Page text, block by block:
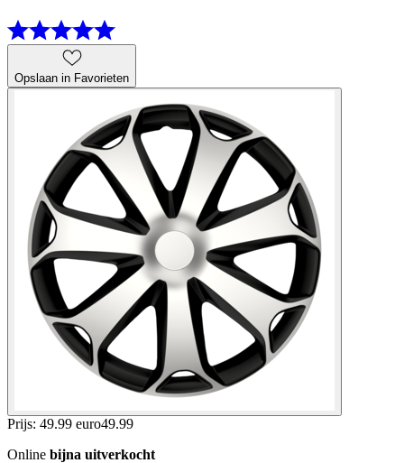
Opslaan in Favorieten
Prijs: 49.99 euro49.99
Online bijna uitverkocht